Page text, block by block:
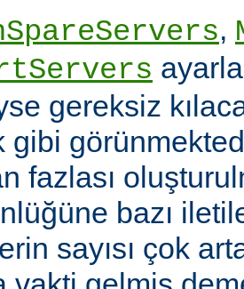
,
gereksiz
gibi
fazlası
bazı
sayısı çok